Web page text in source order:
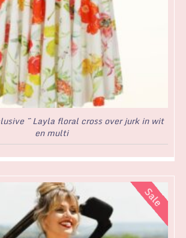
~ Layla floral cross over jurk in wit
en multi